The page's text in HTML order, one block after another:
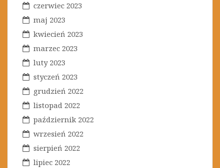
czerwiec 2023
maj 2023
kwiecień 2023
marzec 2023
luty 2023
styczeń 2023
grudzień 2022
listopad 2022
październik 2022
wrzesień 2022
sierpień 2022
lipiec 2022